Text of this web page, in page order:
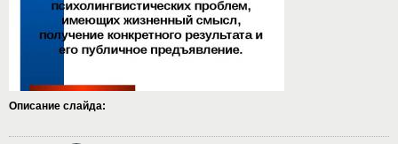
Описание слайда: